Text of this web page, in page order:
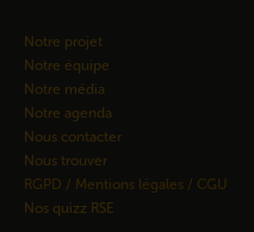
Notre projet
Notre équipe
Notre média
Notre agenda
Nous contacter
Nous trouver
RGPD / Mentions légales / CGU
Nos quizz RSE